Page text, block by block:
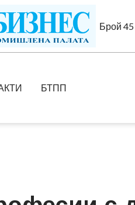
Брой
БТПП